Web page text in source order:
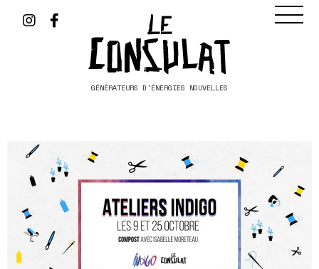
GÉNÉRATEURS D'ÉNERGIES NOUVELLES